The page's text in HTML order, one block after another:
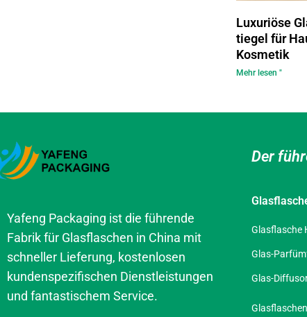
Luxuriöse
tiegel für
Kosmetik
Mehr lesen "
Yafeng Packaging ist die führende
Fabrik für Glasflaschen in China mit
schneller Lieferung, kostenlosen
kundenspezifischen Dienstleistungen
und fantastischem Service.
Der
Glasflasche
Glas-
Glas-